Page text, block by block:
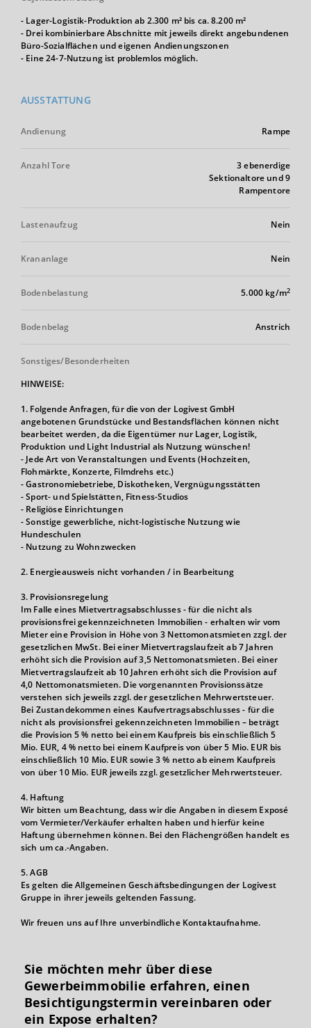
- Lager-Logistik-Produktion ab 2.300 m² bis ca. 8.200 m²
- Drei kombinierbare Abschnitte mit jeweils direkt angebundenen
Büro-Sozialflächen und eigenen Andienungszonen
- Eine 24-7-Nutzung ist problemlos möglich.
AUSSTATTUNG
Andienung Rampe
Anzahl Tore
3 ebenerdige
Sektionaltore und 9
Rampentore
Lastenaufzug Nein
Krananlage Nein
Bodenbelastung 5.000 kg/m2
Bodenbelag Anstrich
Sonstiges/Besonderheiten
HINWEISE:
1. Folgende Anfragen, für die von der Logivest GmbH
angebotenen Grundstücke und Bestandsflächen können nicht
bearbeitet werden, da die Eigentümer nur Lager, Logistik,
Produktion und Light Industrial als Nutzung wünschen!
- Jede Art von Veranstaltungen und Events (Hochzeiten,
Flohmärkte, Konzerte, Filmdrehs etc.)
- Gastronomiebetriebe, Diskotheken, Vergnügungsstätten
- Sport- und Spielstätten, Fitness-Studios
- Religiöse Einrichtungen
- Sonstige gewerbliche, nicht-logistische Nutzung wie
Hundeschulen
- Nutzung zu Wohnzwecken
2. Energieausweis nicht vorhanden / in Bearbeitung
3. Provisionsregelung
Im Falle eines Mietvertragsabschlusses - für die nicht als
provisionsfrei gekennzeichneten Immobilien - erhalten wir vom
Mieter eine Provision in Höhe von 3 Nettomonatsmieten zzgl. der
gesetzlichen MwSt. Bei einer Mietvertragslaufzeit ab 7 Jahren
erhöht sich die Provision auf 3,5 Nettomonatsmieten. Bei einer
Mietvertragslaufzeit ab 10 Jahren erhöht sich die Provision auf
4,0 Nettomonatsmieten. Die vorgenannten Provisionssätze
verstehen sich jeweils zzgl. der gesetzlichen Mehrwertsteuer.
Bei Zustandekommen eines Kaufvertragsabschlusses - für die
nicht als provisionsfrei gekennzeichneten Immobilien – beträgt
die Provision 5 % netto bei einem Kaufpreis bis einschließlich 5
Mio. EUR, 4 % netto bei einem Kaufpreis von über 5 Mio. EUR bis
einschließlich 10 Mio. EUR sowie 3 % netto ab einem Kaufpreis
von über 10 Mio. EUR jeweils zzgl. gesetzlicher Mehrwertsteuer.
4. Haftung
Wir bitten um Beachtung, dass wir die Angaben in diesem Exposé
vom Vermieter/Verkäufer erhalten haben und hierfür keine
Haftung übernehmen können. Bei den Flächengrößen handelt es
sich um ca.-Angaben.
5. AGB
Es gelten die Allgemeinen Geschäftsbedingungen der Logivest
Gruppe in ihrer jeweils geltenden Fassung.
Wir freuen uns auf Ihre unverbindliche Kontaktaufnahme.
Sie möchten mehr über diese
Gewerbeimmobilie erfahren, einen
Besichtigungs­termin vereinbaren oder
ein Expose erhalten?